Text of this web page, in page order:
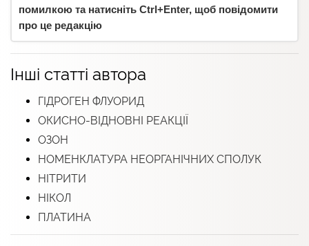
помилкою та натисніть Ctrl+Enter, щоб повідомити
про це редакцію
Інші статті автора
ГІДРОГЕН ФЛУОРИД
ОКИСНО-ВІДНОВНІ РЕАКЦІЇ
ОЗОН
НОМЕНКЛАТУРА НЕОРГАНІЧНИХ СПОЛУК
НІТРИТИ
НІКОЛ
ПЛАТИНА